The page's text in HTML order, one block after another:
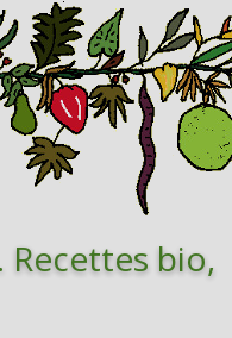
Recettes bio,